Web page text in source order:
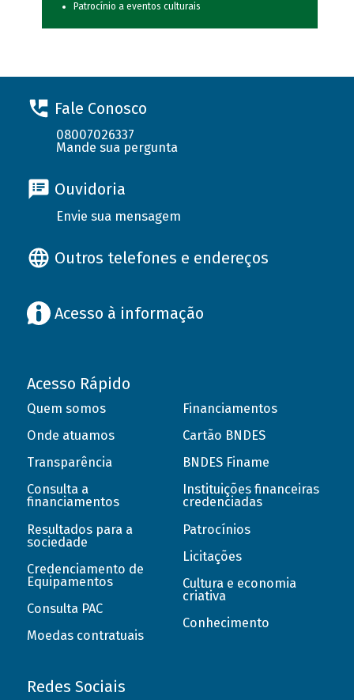
Patrocínio a eventos culturais
Fale Conosco
08007026337
Mande sua pergunta
Ouvidoria
Envie sua mensagem
Outros telefones e endereços
Acesso à informação
Acesso Rápido
Quem somos
Onde atuamos
Transparência
Consulta a
financiamentos
Resultados para a
sociedade
Credenciamento de
Equipamentos
Consulta PAC
Moedas contratuais
Financiamentos
Cartão BNDES
BNDES Finame
Instituições financeiras
credenciadas
Patrocínios
Licitações
Cultura e economia
criativa
Conhecimento
Redes Sociais